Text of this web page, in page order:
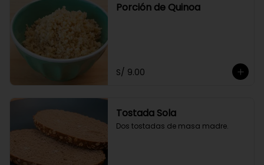
Porción de Quinoa
S/ 9.00
Tostada Sola
Dos tostadas de masa madre.